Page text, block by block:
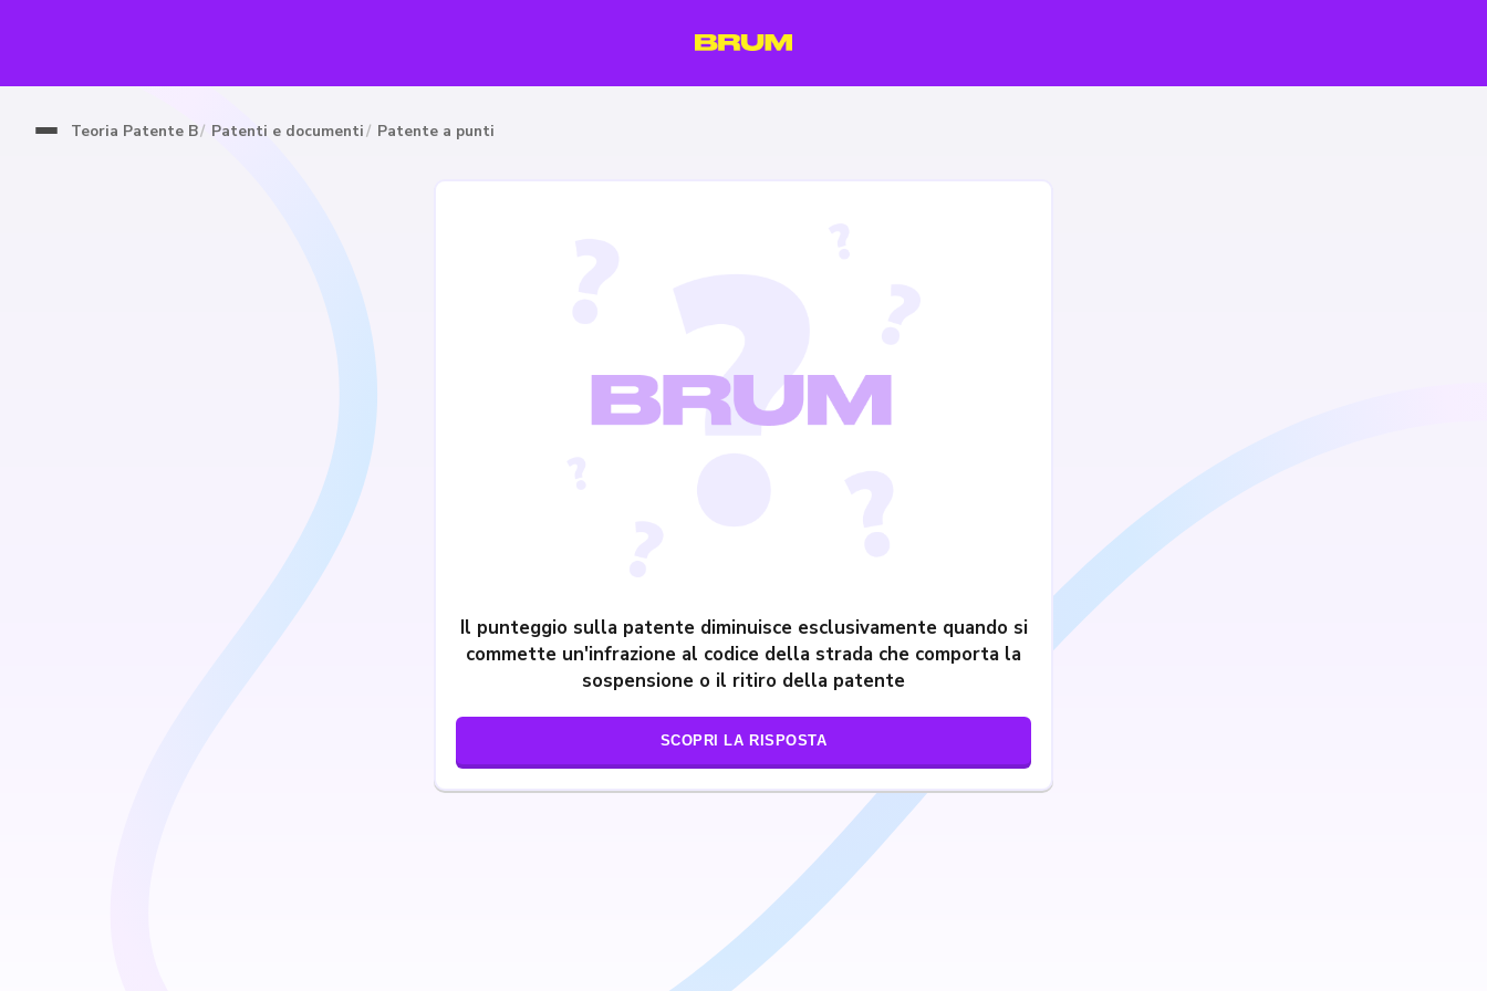
Teoria Patente B Patenti e documenti Patente a punti
Il punteggio sulla patente diminuisce esclusivamente quando si
commette un'infrazione al codice della strada che comporta la
sospensione o il ritiro della patente
SCOPRI LA RISPOSTA